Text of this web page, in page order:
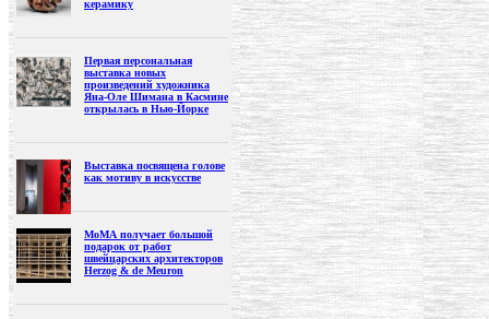
керамику
Первая персональная
выставка новых
произведений художника
Яна-Оле Шимана в Касмине
открылась в Нью-Йорке
Выставка посвящена голове
как мотиву в искусстве
МоМА получает большой
подарок от работ
швейцарских архитекторов
Herzog & de Meuron